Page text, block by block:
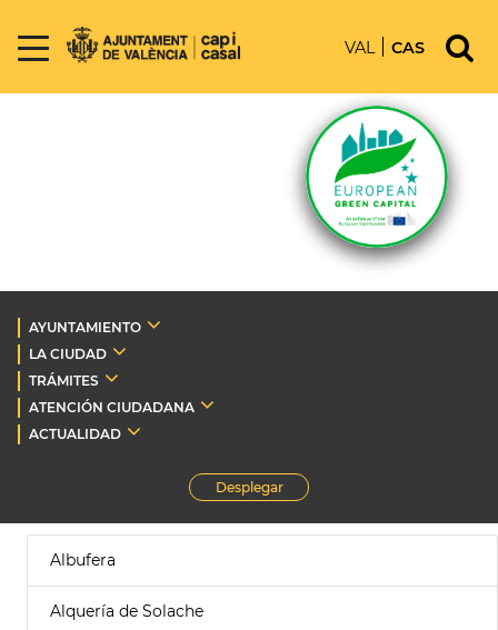
VAL CAS
AYUNTAMIENTO
LA CIUDAD
TRÁMITES
ATENCIÓN CIUDADANA
ACTUALIDAD
Desplegar
Albufera
Alquería de Solache